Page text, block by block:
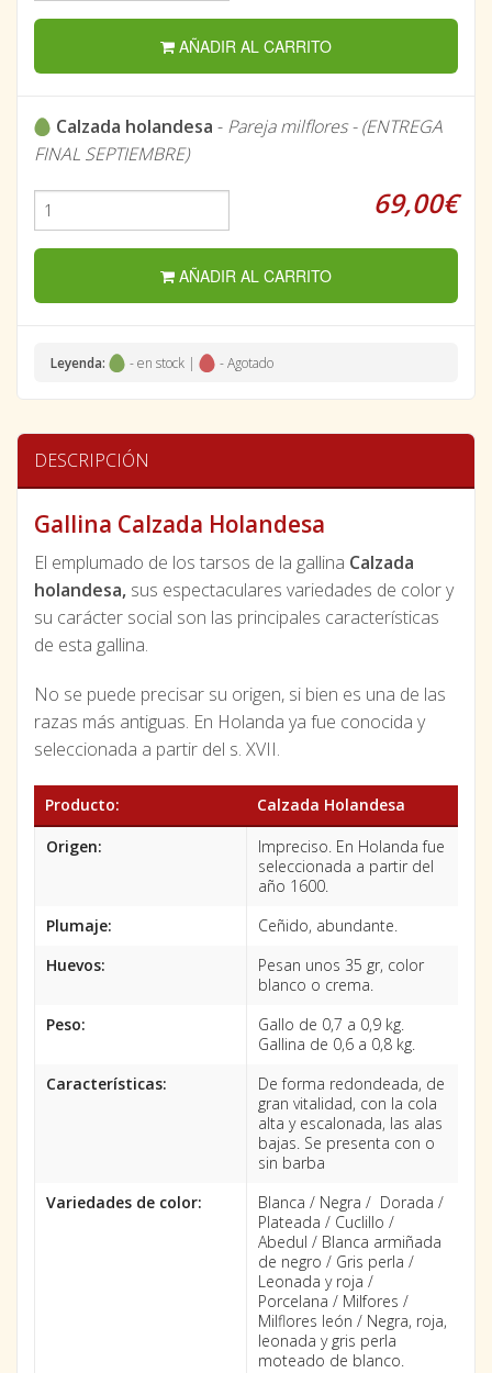
AÑADIR AL CARRITO
Calzada holandesa - Pareja milflores - (ENTREGA
FINAL SEPTIEMBRE)
69,00€
AÑADIR AL CARRITO
Leyenda: - en stock | - Agotado
DESCRIPCIÓN
Gallina Calzada Holandesa
El emplumado de los tarsos de la gallina Calzada
holandesa, sus espectaculares variedades de color y
su carácter social son las principales características
de esta gallina.
No se puede precisar su origen, si bien es una de las
razas más antiguas. En Holanda ya fue conocida y
seleccionada a partir del s. XVII.
Producto:
Calzada Holandesa
Origen:
Impreciso. En Holanda fue
seleccionada a partir del
año 1600.
Plumaje:
Ceñido, abundante.
Huevos:
Pesan unos 35 gr, color
blanco o crema.
Peso:
Gallo de 0,7 a 0,9 kg.
Gallina de 0,6 a 0,8 kg.
Características:
De forma redondeada, de
gran vitalidad, con la cola
alta y escalonada, las alas
bajas. Se presenta con o
sin barba
Variedades de color:
Blanca / Negra / Dorada /
Plateada / Cuclillo /
Abedul / Blanca armiñada
de negro / Gris perla /
Leonada y roja /
Porcelana / Milfores /
Milflores león / Negra, roja,
leonada y gris perla
moteado de blanco.